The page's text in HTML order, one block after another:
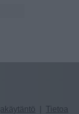
Tietoa